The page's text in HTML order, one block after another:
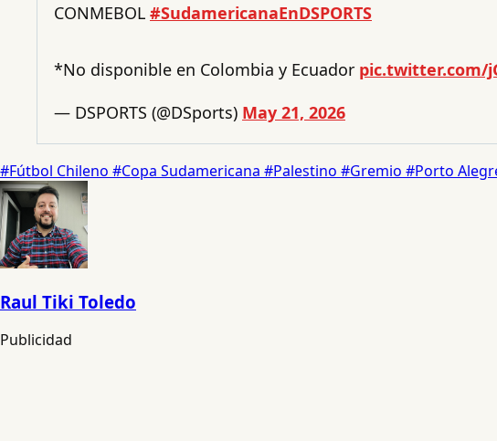
CONMEBOL #SudamericanaEnDSPORTS
*No disponible en Colombia y Ecuador pic.twitter.com/
— DSPORTS (@DSports) May 21, 2026
#Fútbol Chileno #Copa Sudamericana #Palestino #Gremio #Porto
Raul Tiki Toledo
Publicidad